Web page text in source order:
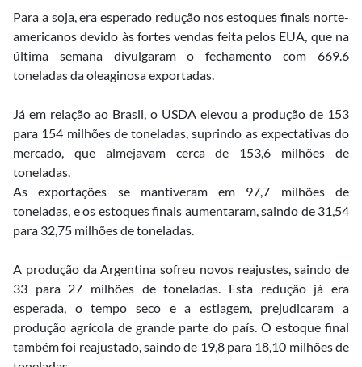
Para a soja, era esperado redução nos estoques finais norte-
americanos devido às fortes vendas feita pelos EUA, que na
última semana divulgaram o fechamento com 669.6
toneladas da oleaginosa exportadas.
Já em relação ao Brasil, o USDA elevou a produção de 153
para 154 milhões de toneladas, suprindo as expectativas do
mercado, que almejavam cerca de 153,6 milhões de
toneladas.
As exportações se mantiveram em 97,7 milhões de
toneladas, e os estoques finais aumentaram, saindo de 31,54
para 32,75 milhões de toneladas.
A produção da Argentina sofreu novos reajustes, saindo de
33 para 27 milhões de toneladas. Esta redução já era
esperada, o tempo seco e a estiagem, prejudicaram a
produção agrícola de grande parte do país. O estoque final
também foi reajustado, saindo de 19,8 para 18,10 milhões de